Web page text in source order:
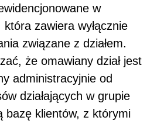
w
zawiera wyłącznie
związane z działem.
że omawiany dział jest
administracyjnie od
działających w grupie
bazę klientów, z którymi